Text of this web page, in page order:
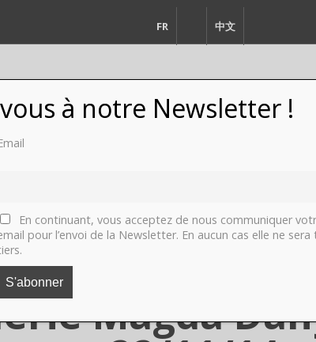
FR 中文
Polla &
Magda
à notre Newsletter !
En continuant, vous acceptez de nous communiquer
pour l’envoi de la Newsletter. En aucun cas elle ne sera